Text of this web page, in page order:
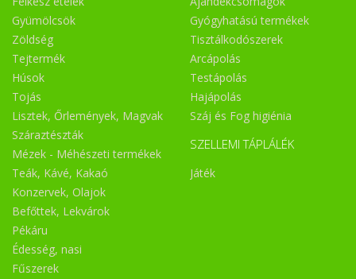
Gyümölcsök
Zöldség
Tejtermék
Húsok
Tojás
Lisztek, Őrlemények, Magvak
Száraztészták
Mézek - Méhészeti termékek
Teák, Kávé, Kakaó
Konzervek, Olajok
Befőttek, Lekvárok
Pékáru
Édesség, nasi
Fűszerek
Gyógyhatású termékek
Tisztálkodószerek
Arcápolás
Testápolás
Hajápolás
Száj és Fog higiénia
SZELLEMI TÁPLÁLÉK
Játék